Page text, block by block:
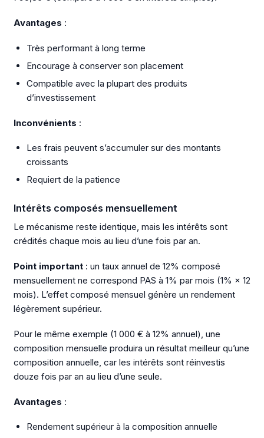
Avantages :
Très performant à long terme
Encourage à conserver son placement
Compatible avec la plupart des produits
d’investissement
Inconvénients :
Les frais peuvent s’accumuler sur des montants
croissants
Requiert de la patience
Intérêts composés mensuellement
Le mécanisme reste identique, mais les intérêts sont
crédités chaque mois au lieu d’une fois par an.
Point important: un taux annuel de 12% composé
mensuellement ne correspond PAS à 1% par mois (1% × 12
mois). L’effet composé mensuel génère un rendement
légèrement supérieur.
Pour le même exemple (1 000 € à 12% annuel), une
composition mensuelle produira un résultat meilleur qu’une
composition annuelle, car les intérêts sont réinvestis
douze fois par an au lieu d’une seule.
Avantages :
Rendement supérieur à la composition annuelle